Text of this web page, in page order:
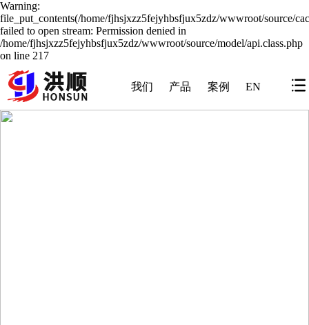
Warning:
file_put_contents(/home/fjhsjxzz5fejyhbsfjux5zdz/wwwroot/source/
failed to open stream: Permission denied in
/home/fjhsjxzz5fejyhbsfjux5zdz/wwwroot/source/model/api.class.php
on line 217
我们 产品 案例 EN